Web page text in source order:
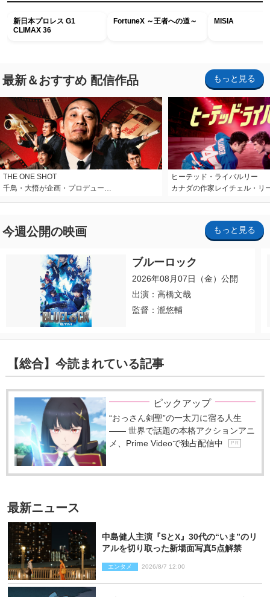
新日本プロレス G1
CLIMAX 36
FortuneX ～王者への道～ MISIA
最新＆おすすめ 配信作品 もっと見る
THE ONE SHOT
千鳥・大悟が企画・プロデュー…
ヒーテッド・ライバルリー
カナダの作家レイチェル・リ
今週公開の映画 もっと見る
ブルーロック
2026年08月07日（金）公開
出演：高橋文哉
監督：瀧悠輔
【総合】今読まれている記事
ピックアップ
“おっさん剣聖”の一太刀に宿る人生
―― 世界で話題の本格アクションアニ
メ、Prime Videoで独占配信中
P R
最新ニュース
中島健人主演『SとX』30代の“いま”のリ
アルを切り取った新場面写真5点解禁
エンタメ 2026/8/7 12:00